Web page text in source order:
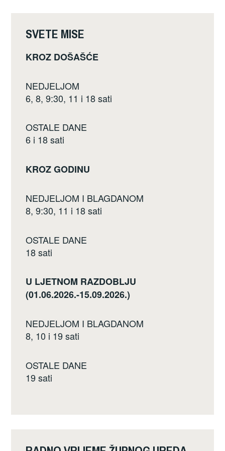
e
b
o
o
k
er e
SVETE MISE
KROZ DOŠAŠĆE
NEDJELJOM
6, 8, 9:30, 11 i 18 sati
OSTALE DANE
6 i 18 sati
KROZ GODINU
NEDJELJOM I BLAGDANOM
8, 9:30, 11 i 18 sati
OSTALE DANE
18 sati
U LJETNOM RAZDOBLJU
(01.06.2026.-15.09.2026.)
NEDJELJOM I BLAGDANOM
8, 10 i 19 sati
OSTALE DANE
19 sati